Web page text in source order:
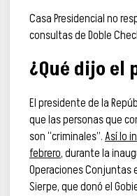
Casa Presidencial no
consultas de Doble
¿Qué dijo el
El presidente de la
que las personas que
son “criminales”.Así lo
febrero, durante la
Operaciones Conjuntas
Sierpe, que donó el